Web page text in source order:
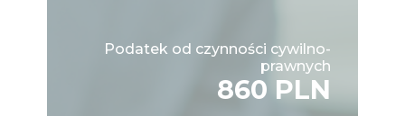
Podatek od czynności cywilno-
prawnych
860 PLN